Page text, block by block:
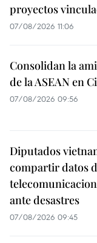
proyectos
07/08/2026 11:06
Consolidan la
de la ASEAN en
07/08/2026 09:56
Diputados
compartir datos
ante desastres
07/08/2026 09:45